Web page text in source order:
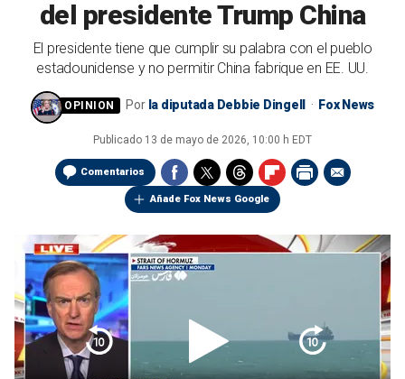
del presidente Trump China
El presidente tiene que cumplir su palabra con el pueblo
estadounidense y no permitir China fabrique en EE. UU.
Por la diputada Debbie Dingell Fox News
Publicado 13 de mayo de 2026, 10:00 h EDT
Comentarios
Añade Fox News Google